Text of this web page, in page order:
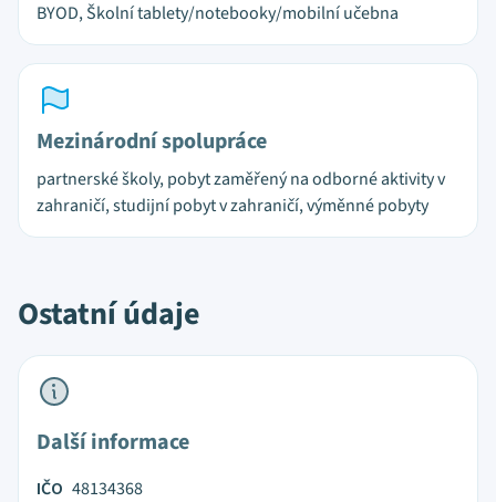
BYOD, Školní tablety/notebooky/mobilní učebna
Mezinárodní spolupráce
partnerské školy, pobyt zaměřený na odborné aktivity v
zahraničí, studijní pobyt v zahraničí, výměnné pobyty
Ostatní údaje
Další informace
IČO 48134368